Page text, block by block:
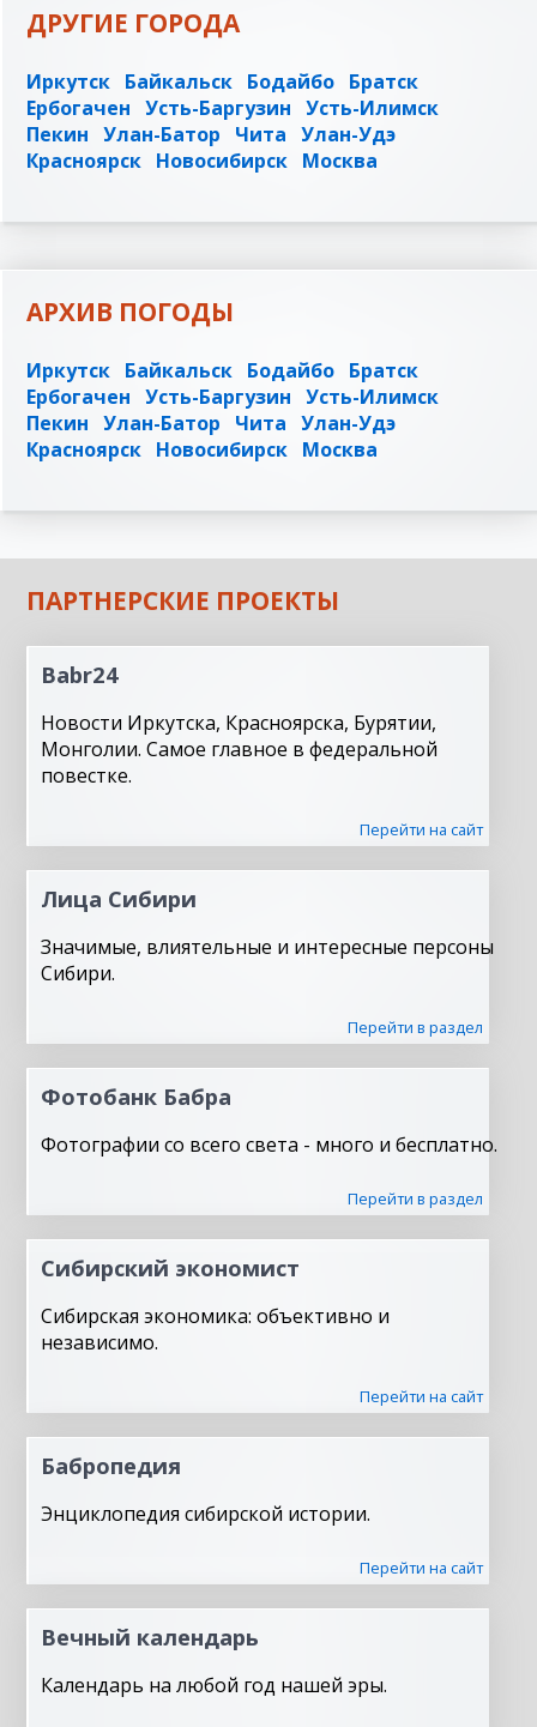
ДРУГИЕ ГОРОДА
Иркутск Байкальск Бодайбо Братск
Ербогачен Усть-Баргузин Усть-Илимск
Пекин Улан-Батор Чита Улан-Удэ
Красноярск Новосибирск Москва
АРХИВ ПОГОДЫ
Иркутск Байкальск Бодайбо Братск
Ербогачен Усть-Баргузин Усть-Илимск
Пекин Улан-Батор Чита Улан-Удэ
Красноярск Новосибирск Москва
ПАРТНЕРСКИЕ ПРОЕКТЫ
Babr24
Новости Иркутска, Красноярска, Бурятии,
Монголии. Самое главное в федеральной
повестке.
Перейти на сайт
Лица Сибири
Значимые, влиятельные и интересные персоны
Сибири.
Перейти в раздел
Фотобанк Бабра
Фотографии со всего света - много и бесплатно.
Перейти в раздел
Сибирский экономист
Сибирская экономика: объективно и
независимо.
Перейти на сайт
Бабропедия
Энциклопедия сибирской истории.
Перейти на сайт
Вечный календарь
Календарь на любой год нашей эры.